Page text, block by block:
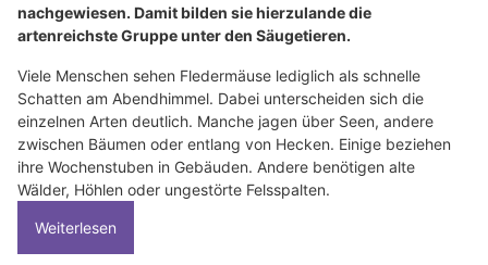
nachgewiesen. Damit bilden sie hierzulande die
artenreichste Gruppe unter den Säugetieren.
Viele Menschen sehen Fledermäuse lediglich als schnelle
Schatten am Abendhimmel. Dabei unterscheiden sich die
einzelnen Arten deutlich. Manche jagen über Seen, andere
zwischen Bäumen oder entlang von Hecken. Einige beziehen
ihre Wochenstuben in Gebäuden. Andere benötigen alte
Wälder, Höhlen oder ungestörte Felsspalten.
Weiterlesen